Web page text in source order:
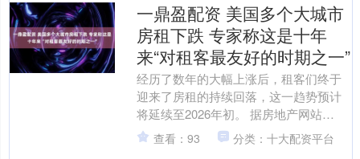
一鼎盈配资 美国多个大城市
房租下跌 专家称这是十年
来“对租客最友好的时期之一”
经历了数年的大幅上涨后，租客们终于
迎来了房租的持续回落，这一趋势预计
将延续至2026年初。 据房地产网站
Realtor.com的挂牌数据显示，11月美国
50个最....
查看：93 分类：十大配资平台